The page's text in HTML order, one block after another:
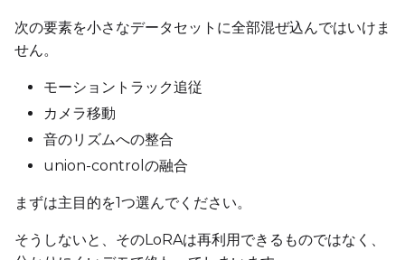
次の要素を小さなデータセットに全部混ぜ込んではいけま
せん。
モーショントラック追従
カメラ移動
音のリズムへの整合
union-controlの融合
まずは主目的を1つ選んでください。
そうしないと、そのLoRAは再利用できるものではなく、